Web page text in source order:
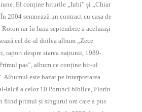
El conține hiturile „Iubi” și „Chiar
2004 semnează un contract cu casa de
iar în luna septembrie a aceluiași
cel de-al doilea album „Zece
raport despre starea națiunii, 1989-
pas”, album ce conține hit-ul
Albumul este bazat pe interpretarea
laică a celor 10 Porunci biblice, Florin
fiind primul și singurul om care a pus